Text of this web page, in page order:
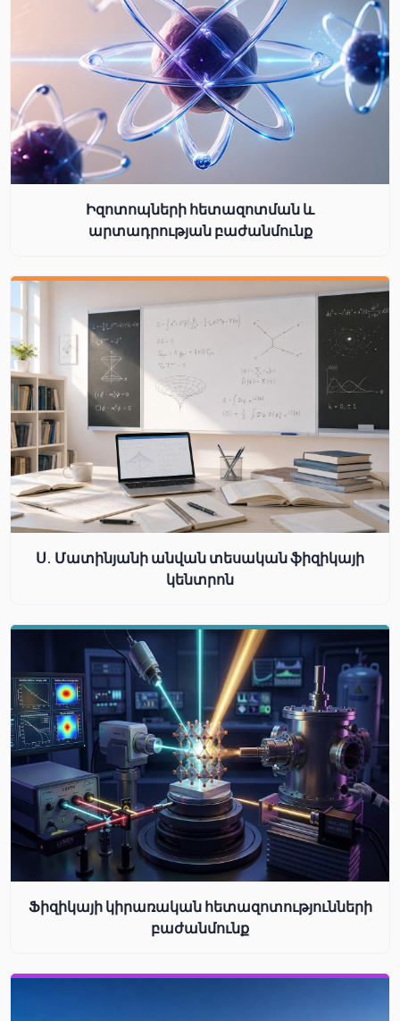
Իզոտոպների հետազոտման և
արտադրության բաժանմունք
Ս. Մատինյանի անվան տեսական ֆիզիկայի
կենտրոն
Ֆիզիկայի կիրառական հետազոտությունների
բաժանմունք